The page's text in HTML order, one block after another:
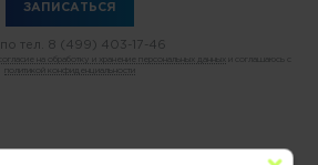
тел. 8 (499) 403-17-46
согласие на обработку и хранение персональных данных
политикой конфиденциальности